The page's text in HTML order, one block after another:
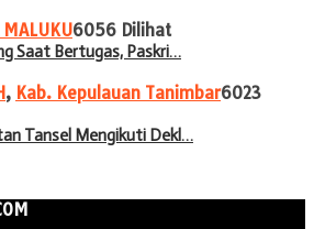
MALUKU6056 Dilihat
Saat Bertugas, Paskri…
, Kab. Kepulauan Tanimbar6023
Tansel Mengikuti Dekl…